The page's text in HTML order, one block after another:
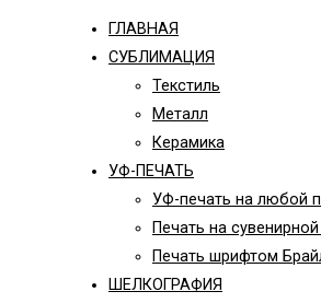
ГЛАВНАЯ
СУБЛИМАЦИЯ
Текстиль
Металл
Керамика
УФ-ПЕЧАТЬ
УФ-печать на любой
Печать на
Печать шрифтом
ШЕЛКОГРАФИЯ